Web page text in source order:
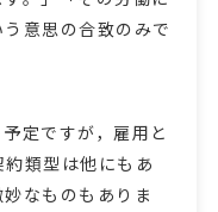
意思の合致のみで
定ですが，雇用と
類型は他にもあ
なものもありま